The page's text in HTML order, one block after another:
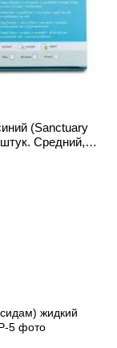
(Sanctuary
Средний,